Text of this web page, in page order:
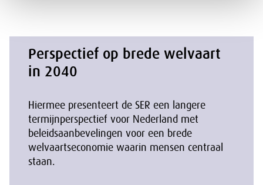
Perspectief op brede welvaart
in 2040
Hiermee presenteert de SER een langere
termijnperspectief voor Nederland met
beleidsaanbevelingen voor een brede
welvaartseconomie waarin mensen centraal
staan.